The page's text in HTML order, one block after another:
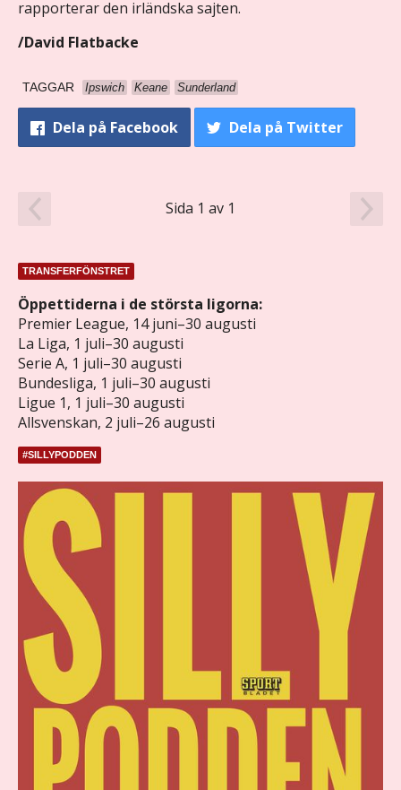
rapporterar den irländska sajten.
/David Flatbacke
TAGGAR Ipswich Keane Sunderland
Dela på Facebook Dela på Twitter
Sida 1 av 1
TRANSFERFÖNSTRET
Öppettiderna i de största ligorna:
Premier League, 14 juni–30 augusti
La Liga, 1 juli–30 augusti
Serie A, 1 juli–30 augusti
Bundesliga, 1 juli–30 augusti
Ligue 1, 1 juli–30 augusti
Allsvenskan, 2 juli–26 augusti
#SILLYPODDEN